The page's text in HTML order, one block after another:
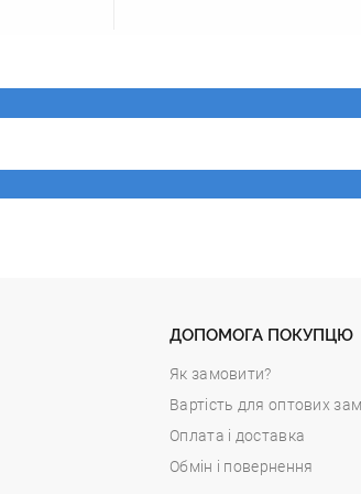
ДОПОМОГА ПОКУПЦЮ
Як замовити?
Вартість для оптових
Оплата і доставка
Обмін і повернення